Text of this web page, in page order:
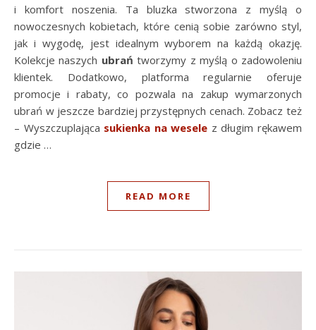
i komfort noszenia. Ta bluzka stworzona z myślą o
nowoczesnych kobietach, które cenią sobie zarówno styl,
jak i wygodę, jest idealnym wyborem na każdą okazję.
Kolekcje naszych ubrań tworzymy z myślą o zadowoleniu
klientek. Dodatkowo, platforma regularnie oferuje
promocje i rabaty, co pozwala na zakup wymarzonych
ubrań w jeszcze bardziej przystępnych cenach. Zobacz też
– Wyszczuplająca sukienka na wesele z długim rękawem
gdzie …
READ MORE